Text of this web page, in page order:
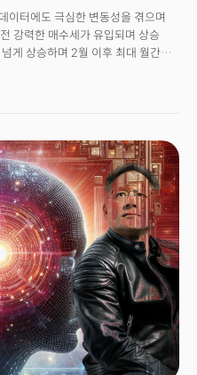
에 첫 실적 미스로 워런 버핏의
2억 6600만 달러를 투자한 이후
. 인텔(INTC): 블룸버그에 따르면
운 공장 설립 계획을 폐기하는 등
8월 초 배당금을 중단하고 약 15%
연간 매출과 이익 전망치를 하향
며 4.2% 상승.
이터에도 극심한 변동성을 겪으며
강력한 매수세가 유입되며 상승
게 상승하며 2월 이후 최대 월간
올라 11월 이후 가장 강력한
4.50%로 하락했고 달러 지수 역시
실을 기록했다. 인플레이션을 조정한
되고 있다는 시그널 역시 연준의
했다. 전반적으로 긍정적인
데이터가 시장에는 환영받는
이익을 감소시킬 수 있다는 우려
면서 인플레이션 압력이 완화되고
할 수 있다는 기대는 더 커졌다. 다만
을 압도하면서 나타난 시장의
. 일부 월가 애널리스트는 과도하게
중심으로 여름부터 조정이 시작될